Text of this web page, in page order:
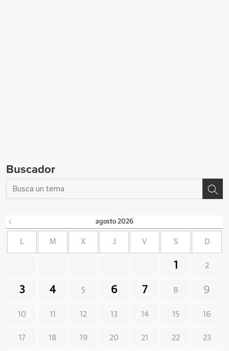
Buscador
agosto 2026
L M X J V S D
1 2
3 4 5 6 7 8 9
10 11 12 13 14 15 16
17 18 19 20 21 22 23